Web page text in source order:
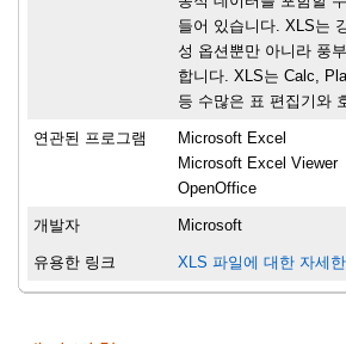
들어 있습니다. XLS는
성 옵션뿐만 아니라 풍
합니다. XLS는 Calc,
등 수많은 표 편집기와
연관된 프로그램
Microsoft Excel
Microsoft Excel Viewer
OpenOffice
개발자 Microsoft
유용한 링크 XLS 파일에 대한 자세